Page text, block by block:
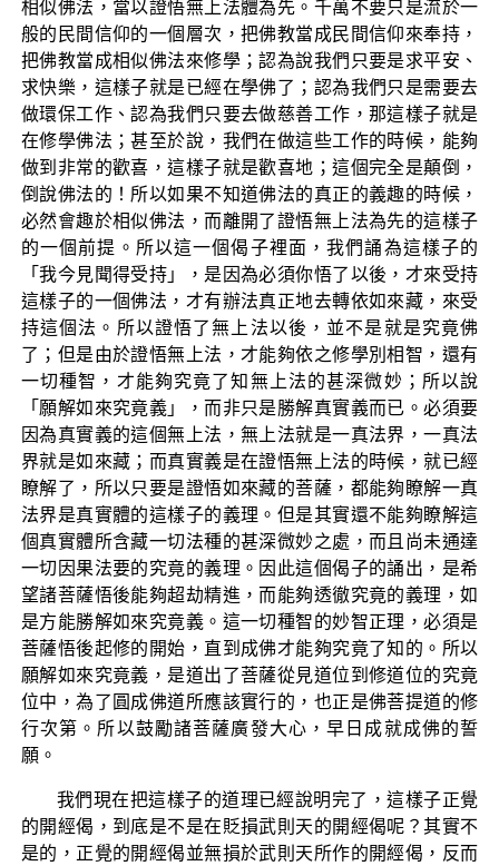
相似佛法，當以證悟無上法體為先。千萬不要只是流於一
般的民間信仰的一個層次，把佛教當成民間信仰來奉持，
把佛教當成相似佛法來修學；認為說我們只要是求平安、
求快樂，這樣子就是已經在學佛了；認為我們只是需要去
做環保工作、認為我們只要去做慈善工作，那這樣子就是
在修學佛法；甚至於說，我們在做這些工作的時候，能夠
做到非常的歡喜，這樣子就是歡喜地；這個完全是顛倒，
倒說佛法的！所以如果不知道佛法的真正的義趣的時候，
必然會趣於相似佛法，而離開了證悟無上法為先的這樣子
的一個前提。所以這一個偈子裡面，我們誦為這樣子的
「我今見聞得受持」，是因為必須你悟了以後，才來受持
這樣子的一個佛法，才有辦法真正地去轉依如來藏，來受
持這個法。所以證悟了無上法以後，並不是就是究竟佛
了；但是由於證悟無上法，才能夠依之修學別相智，還有
一切種智，才能夠究竟了知無上法的甚深微妙；所以說
「願解如來究竟義」，而非只是勝解真實義而已。必須要
因為真實義的這個無上法，無上法就是一真法界，一真法
界就是如來藏；而真實義是在證悟無上法的時候，就已經
瞭解了，所以只要是證悟如來藏的菩薩，都能夠瞭解一真
法界是真實體的這樣子的義理。但是其實還不能夠瞭解這
個真實體所含藏一切法種的甚深微妙之處，而且尚未通達
一切因果法要的究竟的義理。因此這個偈子的誦出，是希
望諸菩薩悟後能夠超劫精進，而能夠透徹究竟的義理，如
是方能勝解如來究竟義。這一切種智的妙智正理，必須是
菩薩悟後起修的開始，直到成佛才能夠究竟了知的。所以
願解如來究竟義，是道出了菩薩從見道位到修道位的究竟
位中，為了圓成佛道所應該實行的，也正是佛菩提道的修
行次第。所以鼓勵諸菩薩廣發大心，早日成就成佛的誓
願。
我們現在把這樣子的道理已經說明完了，這樣子正覺
的開經偈，到底是不是在貶損武則天的開經偈呢？其實不
是的，正覺的開經偈並無損於武則天所作的開經偈，反而